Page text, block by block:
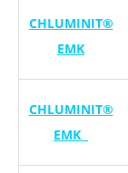
CHLUMINIT®
EMK
CHLUMINIT®
EMK